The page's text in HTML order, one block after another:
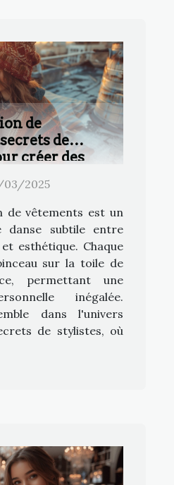
de
de
créer des
2025
de vêtements est un
danse subtile entre
esthétique. Chaque
sur la toile de
permettant une
inégalée.
dans l'univers
de stylistes, où